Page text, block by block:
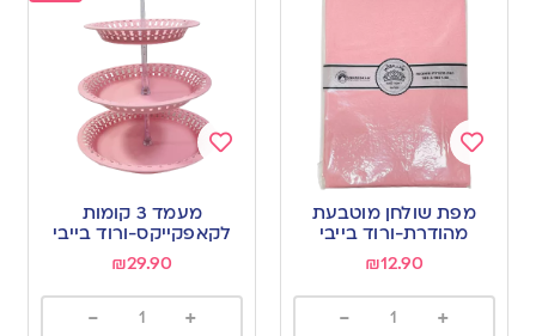
Add
wishlist
מפת שולחן מוטבעת
מהודרת-ורוד בייבי
₪12.90
+
-
wishlist
מעמד 3 קומות
לקאפקייקס-ורוד בייבי
₪29.90
+
-